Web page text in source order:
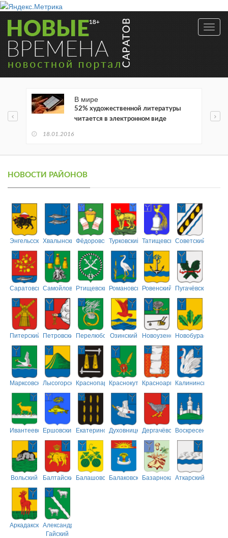
В мире
52% художественной литературы
читается в электронном виде
18.01.2016
НОВОСТИ РАЙОНОВ
ЭнгельсскийХвалынскийФёдоровскийТурковский ТатищевскийСоветский
СаратовскийСамойловскийРтищевскийРомановскийРовенский Пугачёвский
Питерский ПетровскийПерелюбскийОзинский НовоузенскийНовобурасский
МарксовскийЛысогорскийКраснопартизанский
КраснокутскийКрасноармейский
Калининский
ИвантеевскийЕршовский ЕкатериновскийДуховницкийДергачёвскийВоскресенский
Вольский БалтайскийБалашовскийБалаковскийБазарнокарабулакский
Аткарский
АркадакскийАлександрово-
Гайский